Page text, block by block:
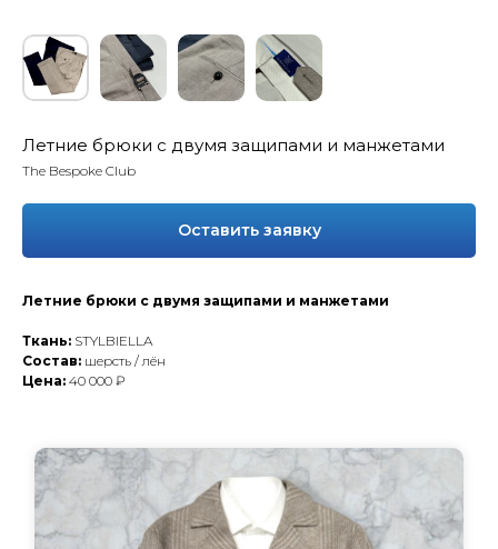
Летние брюки с двумя защипами и манжетами
The Bespoke Club
Оставить заявку
Летние брюки с двумя защипами и манжетами
Ткань: STYLBIELLA
Состав: шерсть / лён
Цена: 40 000 ₽